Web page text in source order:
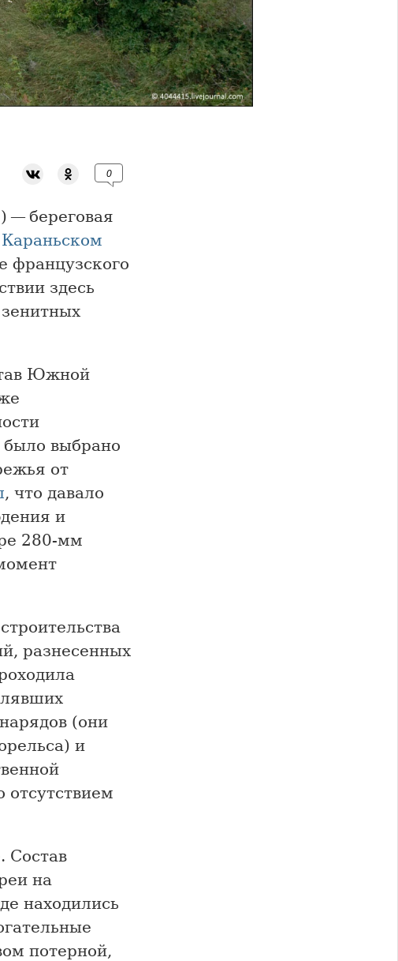
0
— береговая
Караньском
французского
здесь
Южной
было выбрано
от
, что давало
и
280-мм
разнесенных
(они
и
отсутствием
Состав
на
находились
потерной,